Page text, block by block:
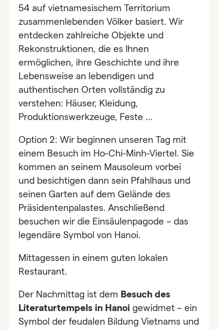
54 auf vietnamesischem Territorium
zusammenlebenden Völker basiert. Wir
entdecken zahlreiche Objekte und
Rekonstruktionen, die es Ihnen
ermöglichen, ihre Geschichte und ihre
Lebensweise an lebendigen und
authentischen Orten vollständig zu
verstehen: Häuser, Kleidung,
Produktionswerkzeuge, Feste …
Option 2: Wir beginnen unseren Tag mit
einem Besuch im Ho-Chi-Minh-Viertel. Sie
kommen an seinem Mausoleum vorbei
und besichtigen dann sein Pfahlhaus und
seinen Garten auf dem Gelände des
Präsidentenpalastes. Anschließend
besuchen wir die Einsäulenpagode – das
legendäre Symbol von Hanoi.
Mittagessen in einem guten lokalen
Restaurant.
Der Nachmittag ist dem Besuch des
Literaturtempels in Hanoi gewidmet – ein
Symbol der feudalen Bildung Vietnams und